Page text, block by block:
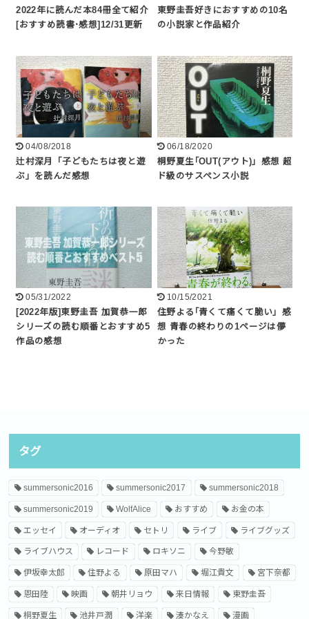
2022年に読んだ本84冊全て紹介
[おすすめ読書･感想]12/31更新
東野圭吾好きにおすすめの10名
の小説家と作品紹介
04/08/2018
辻村深月「子どもたちは夜と遊
ぶ」を読んだ感想
06/18/2020
桐野夏生｢OUT(アウト)」感想 超
ド級のサスペンス小説
05/31/2022
[2022年版]東野圭吾 加賀恭一郎
シリーズの読む順番とおすすめ5
作品の感想
10/15/2021
住野よる｢青くて痛くて脆い」感
想 青春の終わりの1ページは儚
かった
タグ
summersonic2016 summersonic2017 summersonic2018
summersonic2019 WolfAlice おすすめ お金の本
エッセイ オーディオ セトリ ライブ ライブグッズ
ライブハウス レコード ロキソニ 今野敏
伊坂幸太郎 住野よる 原田マハ 堀江貴文 宮下奈都
恩田陸 映画 朝井リョウ 来日情報 東野圭吾
桐野夏生 池井戸潤 洋楽 湊かなえ 漫画